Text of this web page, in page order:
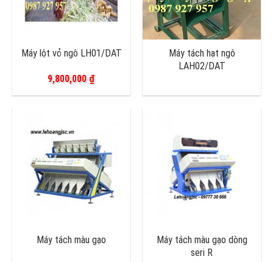
Máy lột vỏ ngô LH01/DAT
9,800,000 ₫
Máy tách hạt ngô
LAH02/DAT
Máy tách màu gạo
Máy tách màu gạo dòng
seri R